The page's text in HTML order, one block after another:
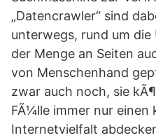
„Datencrawler“ sind
unterwegs, rund um die
der Menge an Seiten
von Menschenhand
zwar auch noch, sie
FÃ¼lle immer nur einen
Internetvielfalt